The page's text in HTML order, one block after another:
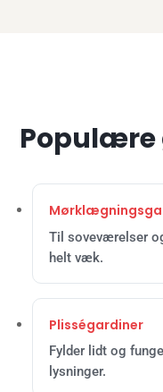
Til soveværelser
helt væk.
Plisségardiner
Fylder lidt og
lysninger.